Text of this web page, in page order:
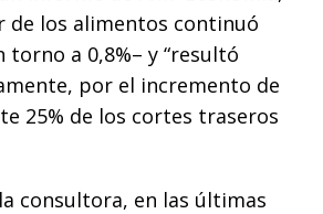
de los alimentos continuó
torno a 0,8%– y “resultó
por el incremento de
25% de los cortes traseros
consultora, en las últimas